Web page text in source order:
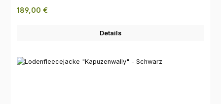
Regulärer Preis:
189,00 €
Details